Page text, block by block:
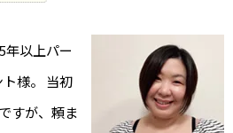
年以上パー
様。 当初
すが、頼ま